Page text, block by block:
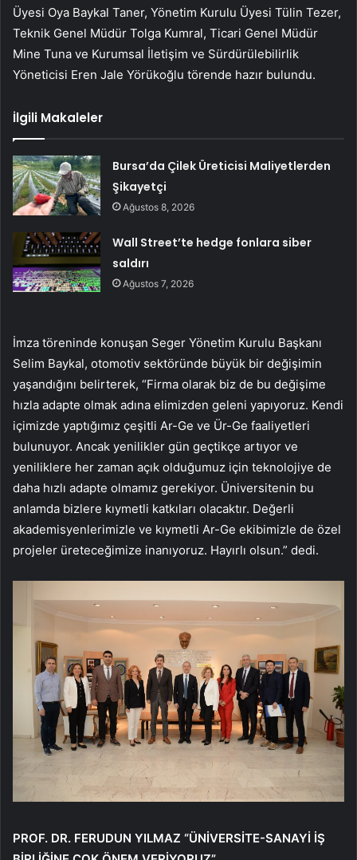
Üyesi Oya Baykal Taner, Yönetim Kurulu Üyesi Tülin Tezer,
Teknik Genel Müdür Tolga Kumral, Ticari Genel Müdür
Mine Tuna ve Kurumsal İletişim ve Sürdürülebilirlik
Yöneticisi Eren Jale Yörükoğlu törende hazır bulundu.
İlgili Makaleler
Bursa’da Çilek Üreticisi Maliyetlerden
Şikayetçi
Ağustos 8, 2026
Wall Street’te hedge fonlara siber
saldırı
Ağustos 7, 2026
İmza töreninde konuşan Seger Yönetim Kurulu Başkanı
Selim Baykal, otomotiv sektöründe büyük bir değişimin
yaşandığını belirterek, “Firma olarak biz de bu değişime
hızla adapte olmak adına elimizden geleni yapıyoruz. Kendi
içimizde yaptığımız çeşitli Ar-Ge ve Ür-Ge faaliyetleri
bulunuyor. Ancak yenilikler gün geçtikçe artıyor ve
yeniliklere her zaman açık olduğumuz için teknolojiye de
daha hızlı adapte olmamız gerekiyor. Üniversitenin bu
anlamda bizlere kıymetli katkıları olacaktır. Değerli
akademisyenlerimizle ve kıymetli Ar-Ge ekibimizle de özel
projeler üreteceğimize inanıyoruz. Hayırlı olsun.” dedi.
PROF. DR. FERUDUN YILMAZ “ÜNİVERSİTE-SANAYİ İŞ